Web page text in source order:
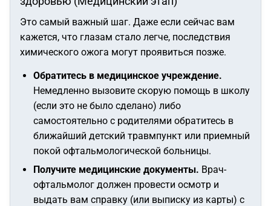
Это самый важный шаг. Даже если сейчас вам
кажется, что глазам стало легче, последствия
химического ожога могут проявиться позже.
Обратитесь в медицинское учреждение.
Немедленно вызовите скорую помощь в школу
(если это не было сделано) либо
самостоятельно с родителями обратитесь в
ближайший детский травмпункт или приемный
покой офтальмологической больницы.
Получите медицинские документы. Врач-
офтальмолог должен провести осмотр и
выдать вам справку (или выписку из карты) с